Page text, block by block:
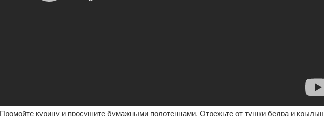
Промойте курицу и просушите бумажными полотенцами. Отрежьте от тушки бедра и